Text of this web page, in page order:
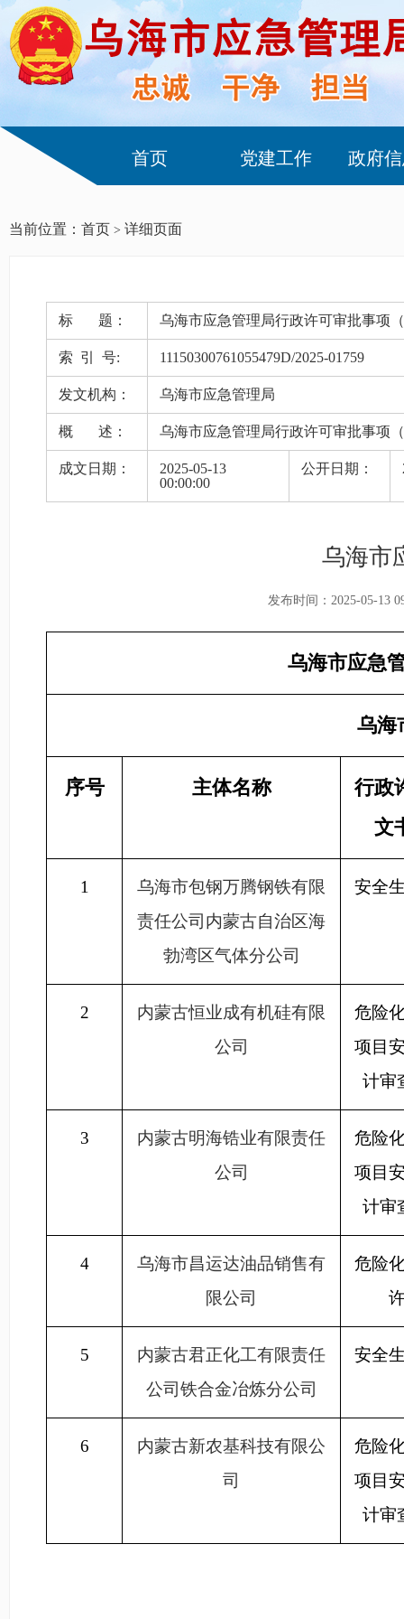
首页 党建工作 政府
当前位置： 首页 > 详细页面
标 题： 乌海市应急管理局行政许可审批事项
索 引 号: 11150300761055479D/2025-01759
发文机构： 乌海市应急管理局
概 述： 乌海市应急管理局行政许可审批事项
成文日期：
2025-05-13
00:00:00
公开日期：
乌海市
发布时间：2025-05-13
乌海市应急
乌海
序号 主体名称
行政
文
1
乌海市包钢万腾钢铁有限
责任公司内蒙古自治区海
勃湾区气体分公司
安全
2
内蒙古恒业成有机硅有限
公司
危险
项目
计审
3
内蒙古明海锆业有限责任
公司
危险
项目
计审
4
乌海市昌运达油品销售有
限公司
危险
5
内蒙古君正化工有限责任
公司铁合金冶炼分公司
安全
6
内蒙古新农基科技有限公
司
危险
项目
计审